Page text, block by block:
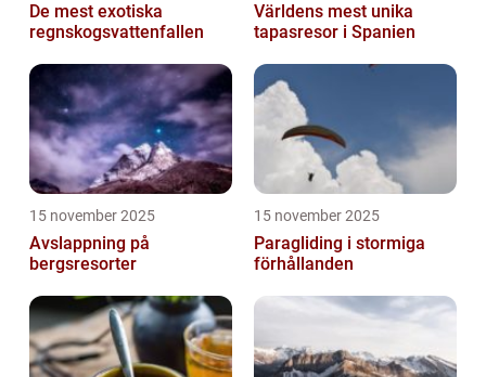
De mest exotiska
regnskogsvattenfallen
Världens mest unika
tapasresor i Spanien
15 november 2025
Avslappning på
bergsresorter
15 november 2025
Paragliding i stormiga
förhållanden